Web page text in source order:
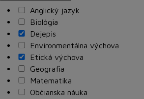
Anglický jazyk
Biológia
Dejepis
Environmentálna výchova
Etická výchova
Geografia
Matematika
Občianska náuka